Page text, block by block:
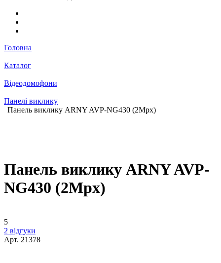
Головна
Каталог
Відеодомофони
Панелі виклику
Панель виклику ARNY AVP-NG430 (2Mpx)
Панель виклику ARNY AVP-
NG430 (2Mpx)
5
2 відгуки
Арт. 21378